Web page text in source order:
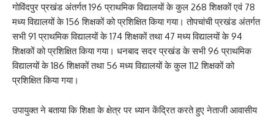
गोविंदपुर प्रखंड अंतर्गत 196 प्राथमिक विद्यालयों के कुल 268 शिक्षकों एवं 78
मध्य विद्यालयों के 156 शिक्षकों को प्रशिक्षित किया गया। तोपचांची प्रखंड अंतर्गत
सभी 91 प्राथमिक विद्यालयों के 174 शिक्षकों तथा 47 मध्य विद्यालयों के 94
शिक्षकों को प्रशिक्षित किया गया। धनबाद सदर प्रखंड के सभी 96 प्राथमिक
विद्यालयों के 186 शिक्षकों तथा 56 मध्य विद्यालयों के कुल 112 शिक्षकों को
प्रशिक्षित किया गया।
उपायुक्त ने बताया कि शिक्षा के क्षेत्र पर ध्यान केंद्रित करते हुए नेताजी आवासीय